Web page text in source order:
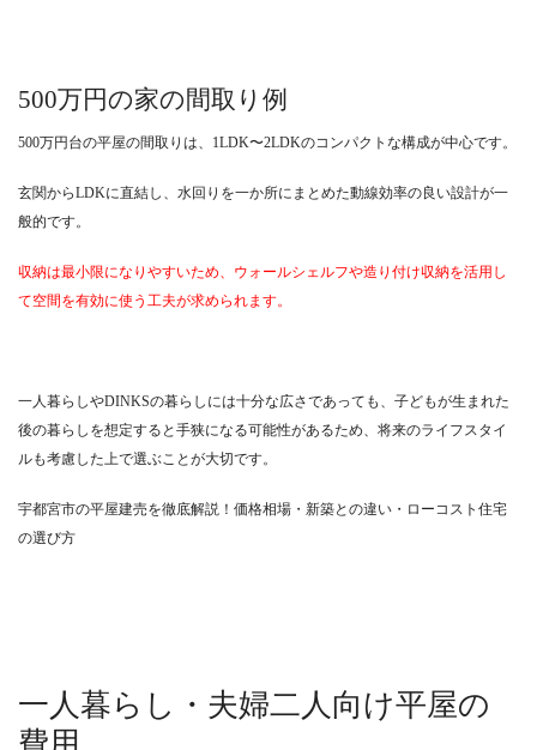
500万円の家の間取り例
500万円台の平屋の間取りは、1LDK〜2LDKのコンパクトな構成が中心です。
玄関からLDKに直結し、水回りを一か所にまとめた動線効率の良い設計が一
般的です。
収納は最小限になりやすいため、ウォールシェルフや造り付け収納を活用し
て空間を有効に使う工夫が求められます。
一人暮らしやDINKSの暮らしには十分な広さであっても、子どもが生まれた
後の暮らしを想定すると手狭になる可能性があるため、将来のライフスタイ
ルも考慮した上で選ぶことが大切です。
宇都宮市の平屋建売を徹底解説！価格相場・新築との違い・ローコスト住宅
の選び方
一人暮らし・夫婦二人向け平屋の
費用